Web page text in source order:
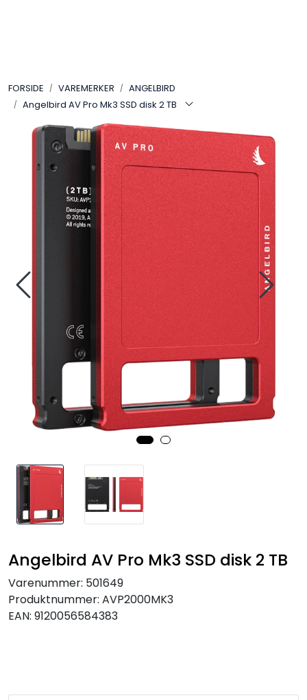
FORSIDE VAREMERKER
ANGELBIRD
Angelbird AV Pro Mk3 SSD disk 2 TB
Angelbird AV Pro Mk3 SSD disk 2 TB
Varenummer: 501649
Produktnummer: AVP2000MK3
EAN: 9120056584383
LYD
TILBEHØR
VAREMERKER
BRUKT
SAMTALEROM